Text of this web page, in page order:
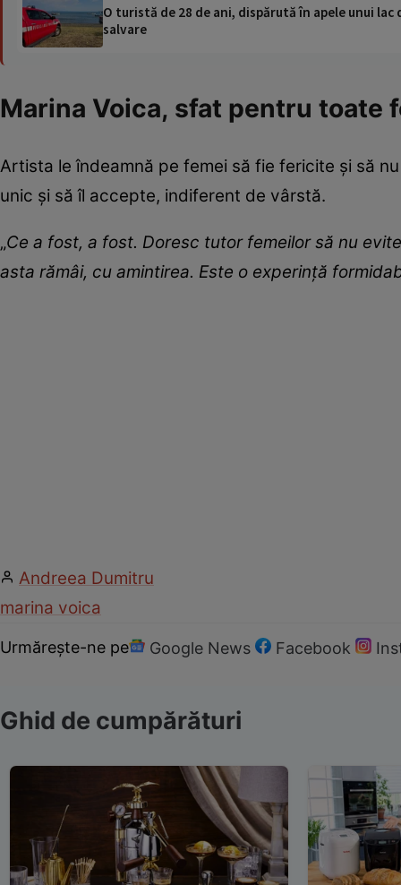
O turistă de 28 de ani, dispărută în apele unui
salvare
Marina Voica, sfat pentru toate
Artista le îndeamnă pe femei să fie fericite și să
unic și să îl accepte, indiferent de vârstă.
„Ce a fost, a fost. Doresc tutor femeilor să nu
asta rămâi, cu amintirea. Este o experință
Andreea Dumitru
marina voica
Urmărește-ne pe Google News Facebook
Ghid de cumpărături